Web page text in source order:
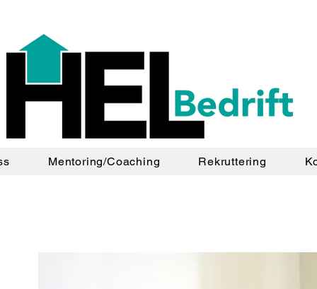
Mentoring/Coaching Rekruttering